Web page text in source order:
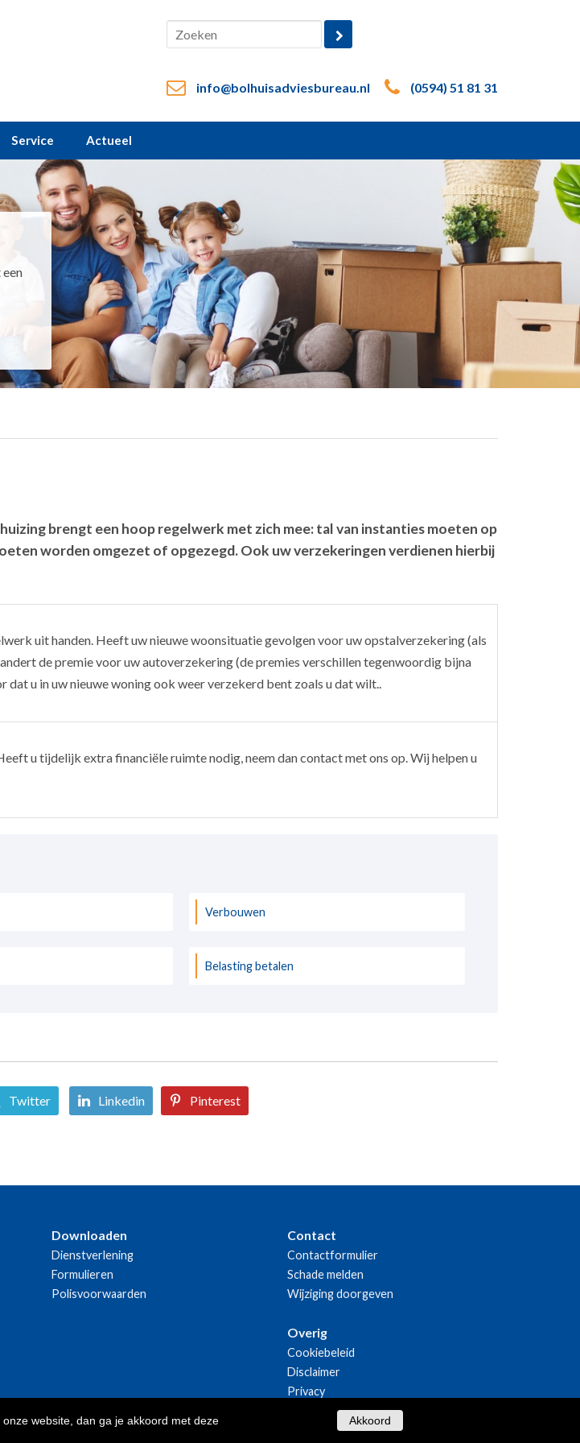
website, dan ga je akkoord met deze
Akkoord
info@bolhuisadviesbureau.nl (0594) 51 81 31
Service Actueel
brengt een hoop regelwerk met zich mee: tal van instanties moeten op
worden omgezet of opgezegd. Ook uw verzekeringen verdienen hierbij
uit handen. Heeft uw nieuwe woonsituatie gevolgen voor uw opstalverzekering (als
de premie voor uw autoverzekering (de premies verschillen tegenwoordig bijna
u in uw nieuwe woning ook weer verzekerd bent zoals u dat wilt..
u tijdelijk extra financiële ruimte nodig, neem dan contact met ons op. Wij helpen u
Verbouwen
Belasting betalen
Twitter Linkedin Pinterest
Downloaden
Dienstverlening
Formulieren
Polisvoorwaarden
Contact
Contactformulier
Schade melden
Wijziging doorgeven
Overig
Cookiebeleid
Disclaimer
Privacy